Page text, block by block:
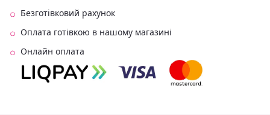
Безготівковий рахунок
Оплата готівкою в нашому магазині
Онлайн оплата